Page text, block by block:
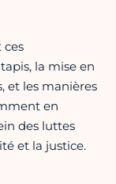
ces
la mise en
et les manières
en
des luttes
et la justice.